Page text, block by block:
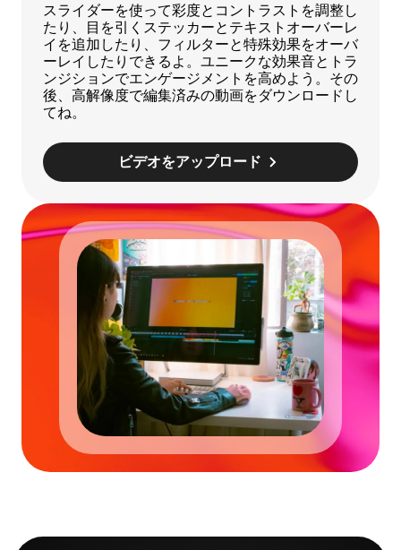
スライダーを使って彩度とコントラストを調整し
たり、目を引くステッカーとテキストオーバーレ
イを追加したり、フィルターと特殊効果をオーバ
ーレイしたりできるよ。ユニークな効果音とトラ
ンジションでエンゲージメントを高めよう。その
後、高解像度で編集済みの動画をダウンロードし
てね。
ビデオをアップロード